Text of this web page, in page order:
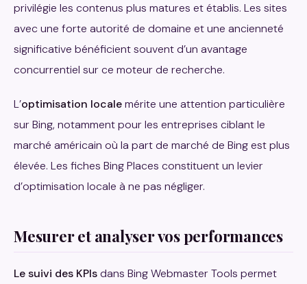
privilégie les contenus plus matures et établis. Les sites
avec une forte autorité de domaine et une ancienneté
significative bénéficient souvent d’un avantage
concurrentiel sur ce moteur de recherche.
L’optimisation localemérite une attention particulière
sur Bing, notamment pour les entreprises ciblant le
marché américain où la part de marché de Bing est plus
élevée. Les fiches Bing Places constituent un levier
d’optimisation locale à ne pas négliger.
Mesurer et analyser vos performances
Le suivi des KPIsdans Bing Webmaster Tools permet